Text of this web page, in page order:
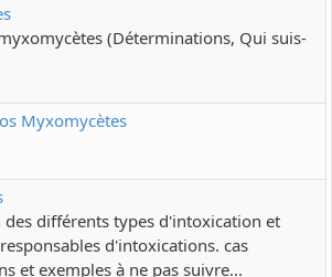
(Déterminations, Qui suis-
Myxomycètes
des différents types d'intoxication et
d'intoxications. cas
et exemples à ne pas suivre...